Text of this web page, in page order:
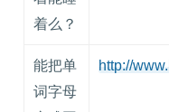
着么？
能把单
词字母
http://